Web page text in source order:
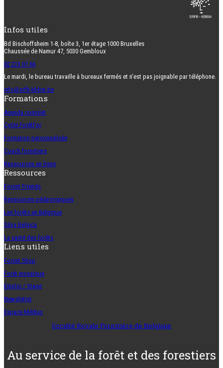
Infos utiles
Bd Bischoffsheim 1-8, boîte 3, 1er étage 1000 Bruxelles
Chaussée de Namur 47, 5030 Gembloux
02 223 07 66
Le mardi, le bureau travaille à bureaux fermés et n’est pas joignable par téléphone.
info@srfb-kbbm.be
Formations
Agenda complet
Cycle ForêtFor
Formation personnalisée
Coach forestiers
Ressources en ligne
Ressources
Forest Friends
Ressources pédagogiques
Les forêts en Belgique
Silva Belgica
La santé des forêts
Liens utiles
Forest Shop
Forêt mosaïque
Emploi / Stage
Newsletter
Espace Médias
Société Royale Forestière de Belgique
Au service de la forêt et des forestiers